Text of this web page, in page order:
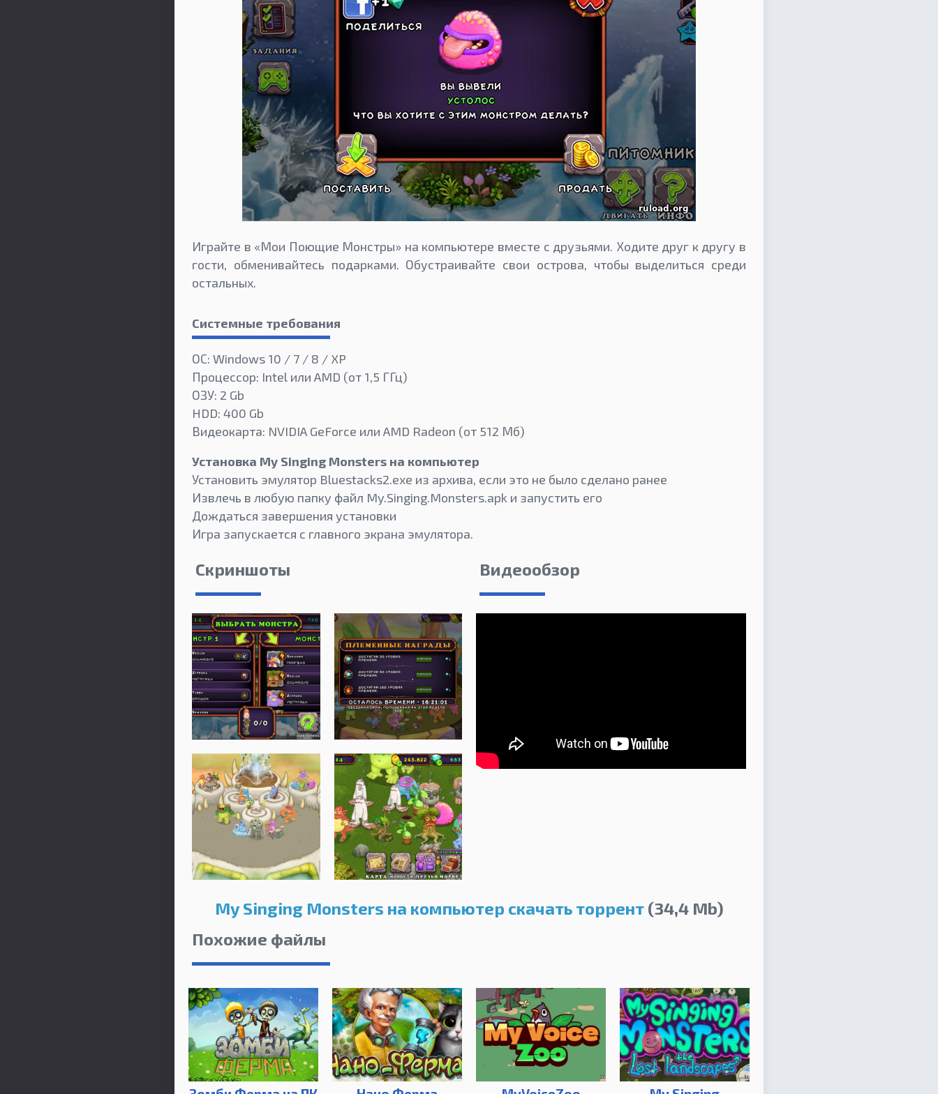
Играйте в «Мои Поющие Монстры» на компьютере вместе с друзьями. Ходите друг к другу в
гости, обменивайтесь подарками. Обустраивайте свои острова, чтобы выделиться среди
остальных.
Системные требования
ОС: Windows 10 / 7 / 8 / XP
Процессор: Intel или AMD (от 1,5 ГГц)
ОЗУ: 2 Gb
HDD: 400 Gb
Видеокарта: NVIDIA GeForce или AMD Radeon (от 512 Мб)
Установка My Singing Monsters на компьютер
Установить эмулятор Bluestacks2.exe из архива, если это не было сделано ранее
Извлечь в любую папку файл My.Singing.Monsters.apk и запустить его
Дождаться завершения установки
Игра запускается с главного экрана эмулятора.
Скриншоты Видеообзор
My Singing Monsters на компьютер скачать торрент(34,4 Mb)
Похожие файлы